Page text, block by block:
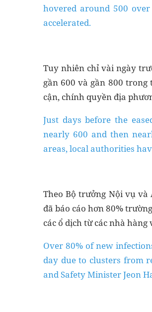
hovered around 500
accelerated.
Tuy nhiên chỉ vài ngày
gần 600 và gần 800
cận, chính quyền địa
Just days before the
nearly 600 and then
areas, local authorities
Theo Bộ trưởng Nội vụ và
đã báo cáo hơn 80%
các ổ dịch từ các nhà
Over 80% of new
day due to clusters from
and Safety Minister Jeon